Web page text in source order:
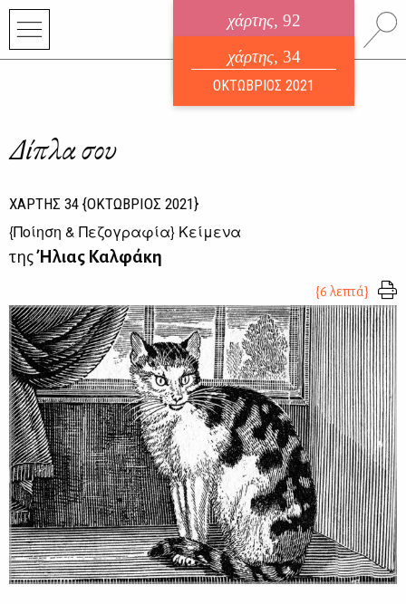
χάρτης, 92
ηλεκτρονικό περιοδικό
ΑΥΓΟΥΣΤΟΣ 2026
χάρτης, 34
ΟΚΤΩΒΡΙΟΣ 2021
Δίπλα σου
ΧΑΡΤΗΣ 34 {ΟΚΤΩΒΡΙΟΣ 2021}
{Ποίηση & Πεζογραφία} Κείμενα
τηςΉλιας Καλφάκη
{6 λεπτά}